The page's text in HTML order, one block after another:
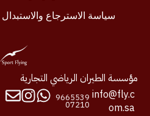
مؤسسة الطيران الرياضي التجارية
info@fly.c
om.sa
9665539
07210
سياسة الاسترجاع والاستبدال